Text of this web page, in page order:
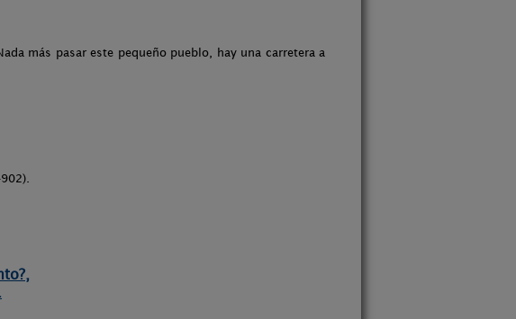
más pasar este pequeño pueblo, hay una carretera a